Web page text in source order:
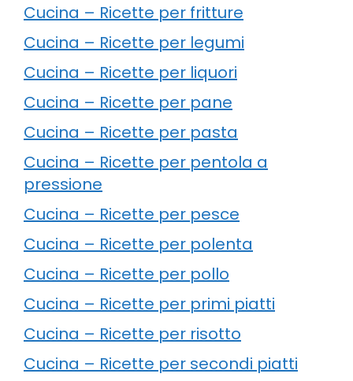
Cucina – Ricette per fritture
Cucina – Ricette per legumi
Cucina – Ricette per liquori
Cucina – Ricette per pane
Cucina – Ricette per pasta
Cucina – Ricette per pentola a
pressione
Cucina – Ricette per pesce
Cucina – Ricette per polenta
Cucina – Ricette per pollo
Cucina – Ricette per primi piatti
Cucina – Ricette per risotto
Cucina – Ricette per secondi piatti